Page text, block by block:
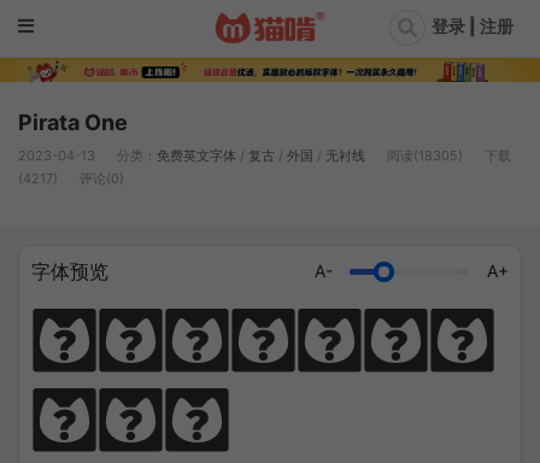
登录 | 注册
Pirata One
2023-04-13 分类： 免费英文字体 / 复古 / 外国 / 无衬线 阅读(18305)
下载
(4217)
评论(0)
字体预览 A- A+
Diligen
ce